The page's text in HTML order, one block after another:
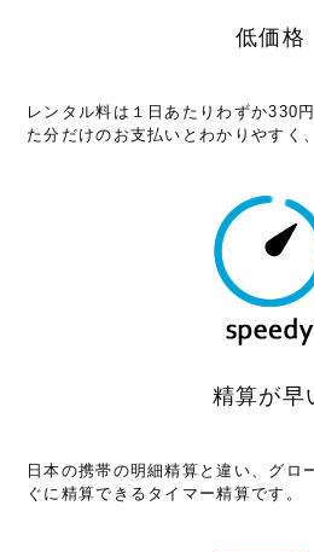
低価格
レンタル料は１日あたりわずか330
た分だけのお支払いとわかりやすく
精算が早
日本の携帯の明細精算と違い、グロ
ぐに精算できるタイマー精算です。